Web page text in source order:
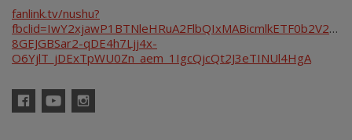
fanlink.tv/nushu?
8GEJGBSar2-qDE4h7Ljj4x-
O6YjlT_jDExTpWU0Zn_aem_1IgcQjcQt2J3eTINUl4HgA